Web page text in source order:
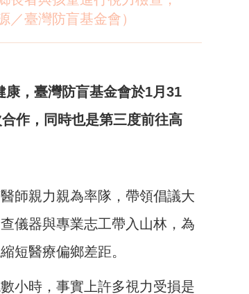
臺灣防盲基金會）
，臺灣防盲基金會於1月31
作，同時也是第三度前往高
師親力親為率隊，帶領倡議大
儀器與專業志工帶入山林，為
短醫療偏鄉差距。
小時，事實上許多視力受損是